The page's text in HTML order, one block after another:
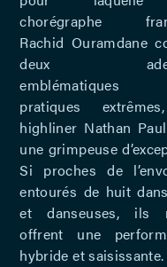
chorégraphe
Rachid Ouramdane
deux
emblématiques
pratiques
highliner Nathan
une grimpeuse
Si proches de
entourés de huit
et danseuses, ils
offrent une
hybride et saisissante.